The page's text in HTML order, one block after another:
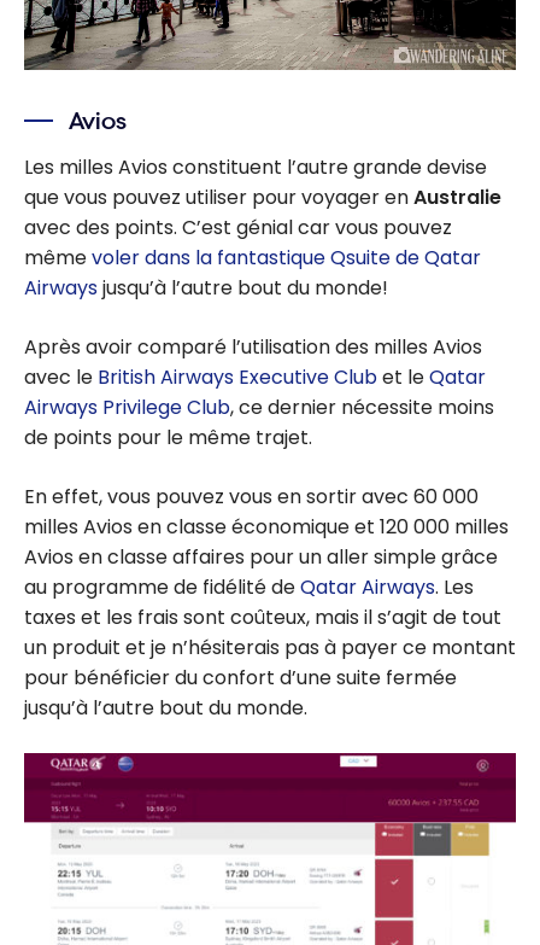
Avios
Les milles Avios constituent l’autre grande devise
que vous pouvez utiliser pour voyager enAustralie
avec des points. C’est génial car vous pouvez
mêmevoler dans la fantastique Qsuite de Qatar
Airwaysjusqu’à l’autre bout du monde!
Après avoir comparé l’utilisation des milles Avios
avec le British Airways Executive Clubet leQatar
Airways Privilege Club, ce dernier nécessite moins
de points pour le même trajet.
En effet, vous pouvez vous en sortir avec 60 000
milles Avios en classe économique et 120 000 milles
Avios en classe affaires pour un aller simple grâce
au programme de fidélité deQatar Airways. Les
taxes et les frais sont coûteux, mais il s’agit de tout
un produit et je n’hésiterais pas à payer ce montant
pour bénéficier du confort d’une suite fermée
jusqu’à l’autre bout du monde.